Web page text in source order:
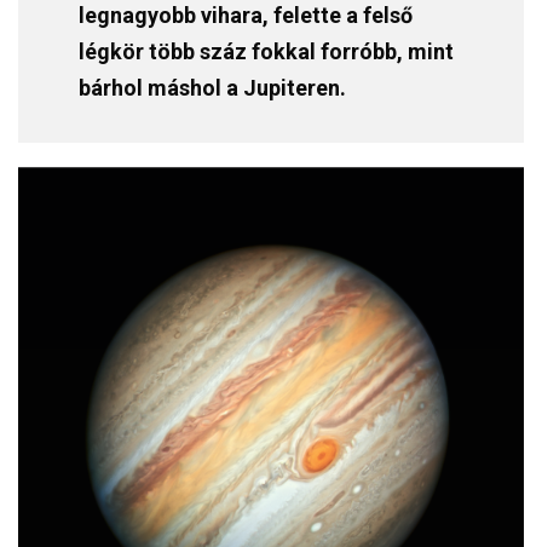
legnagyobb vihara, felette a felső
légkör több száz fokkal forróbb, mint
bárhol máshol a Jupiteren.